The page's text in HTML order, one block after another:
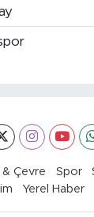
& Çevre Spor
Yerel Haber